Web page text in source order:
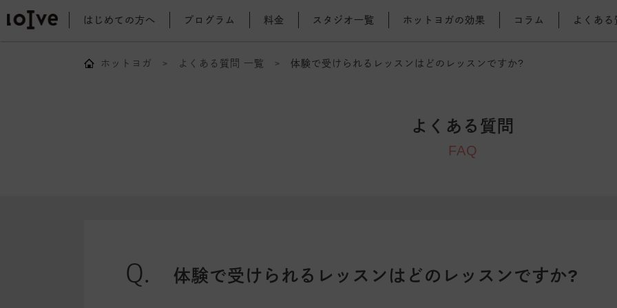
はじめての方へ プログラム 料金 スタジオ一覧 ホットヨガの効果 コラム よくある
ホットヨガ よくある質問 一覧 体験で受けられるレッスンはどのレッスンですか?
よくある質問
FAQ
体験で受けられるレッスンはどのレッスンですか?